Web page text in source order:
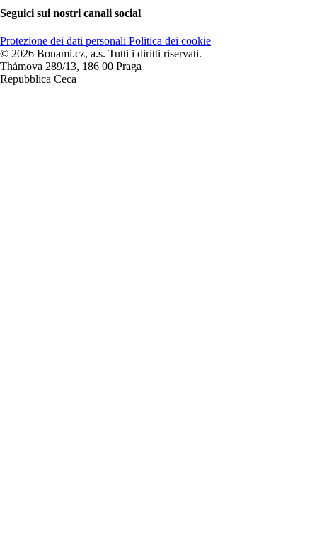
Seguici sui nostri canali social
Protezione dei dati personali Politica dei cookie
© 2026 Bonami.cz, a.s. Tutti i diritti riservati.
Thámova 289/13, 186 00 Praga
Repubblica Ceca